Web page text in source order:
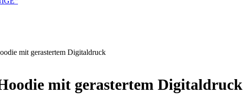
mit gerastertem Digitaldruck
mit gerastertem Digitaldruck